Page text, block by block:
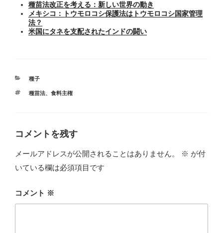
種苗法改正を考える：新しい世界の動き
メキシコ：トウモロコシ保護法はトウモロコシ国家管理
法？
米国にタネを支配されたインドの闘い
カ
ゴ
種子
タ
種苗法、 食料主権
コメントを残す
メールアドレスが公開されることはありません。 ※ が付
いている欄は必須項目です
コメント ※